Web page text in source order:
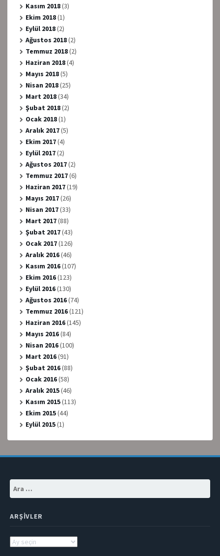
Kasım 2018(3)
Ekim 2018(1)
Eylül 2018(2)
Ağustos 2018(2)
Temmuz 2018(2)
Haziran 2018(4)
Mayıs 2018(5)
Nisan 2018(25)
Mart 2018(34)
Şubat 2018(2)
Ocak 2018(1)
Aralık 2017(5)
Ekim 2017(4)
Eylül 2017(2)
Ağustos 2017(2)
Temmuz 2017(6)
Haziran 2017(19)
Mayıs 2017(26)
Nisan 2017(33)
Mart 2017(88)
Şubat 2017(43)
Ocak 2017(126)
Aralık 2016(46)
Kasım 2016(107)
Ekim 2016(123)
Eylül 2016(130)
Ağustos 2016(74)
Temmuz 2016(121)
Haziran 2016(145)
Mayıs 2016(84)
Nisan 2016(100)
Mart 2016(91)
Şubat 2016(88)
Ocak 2016(58)
Aralık 2015(46)
Kasım 2015(113)
Ekim 2015(44)
Eylül 2015(1)
ARŞIVLER
Arşivler